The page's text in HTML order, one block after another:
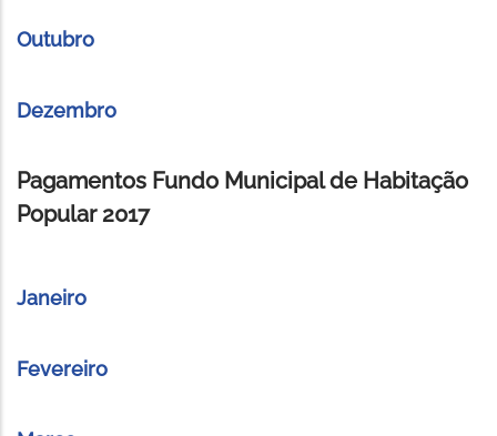
Outubro
Dezembro
Pagamentos Fundo Municipal de Habitação
Popular 2017
Janeiro
Fevereiro